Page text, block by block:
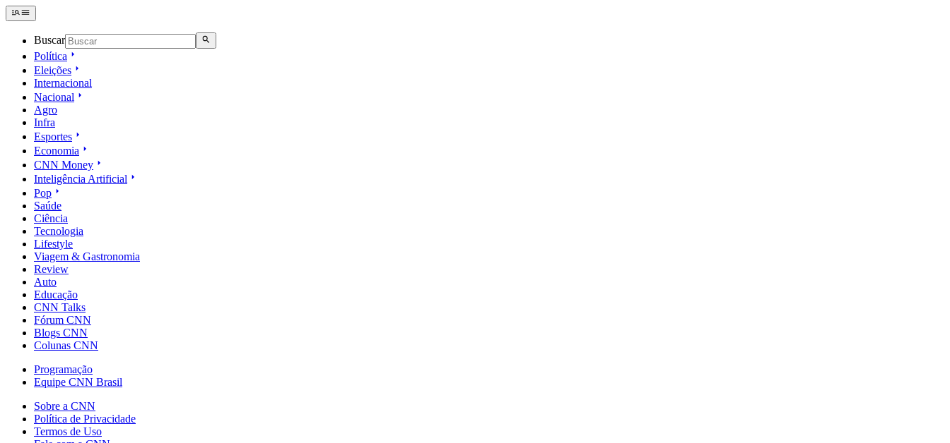
Buscar
Política
Eleições
Internacional
Nacional
Agro
Infra
Esportes
Economia
CNN Money
Inteligência Artificial
Pop
Saúde
Ciência
Tecnologia
Lifestyle
Viagem & Gastronomia
Review
Auto
Educação
CNN Talks
Fórum CNN
Blogs CNN
Colunas CNN
Programação
Equipe CNN Brasil
Sobre a CNN
Política de Privacidade
Termos de Uso